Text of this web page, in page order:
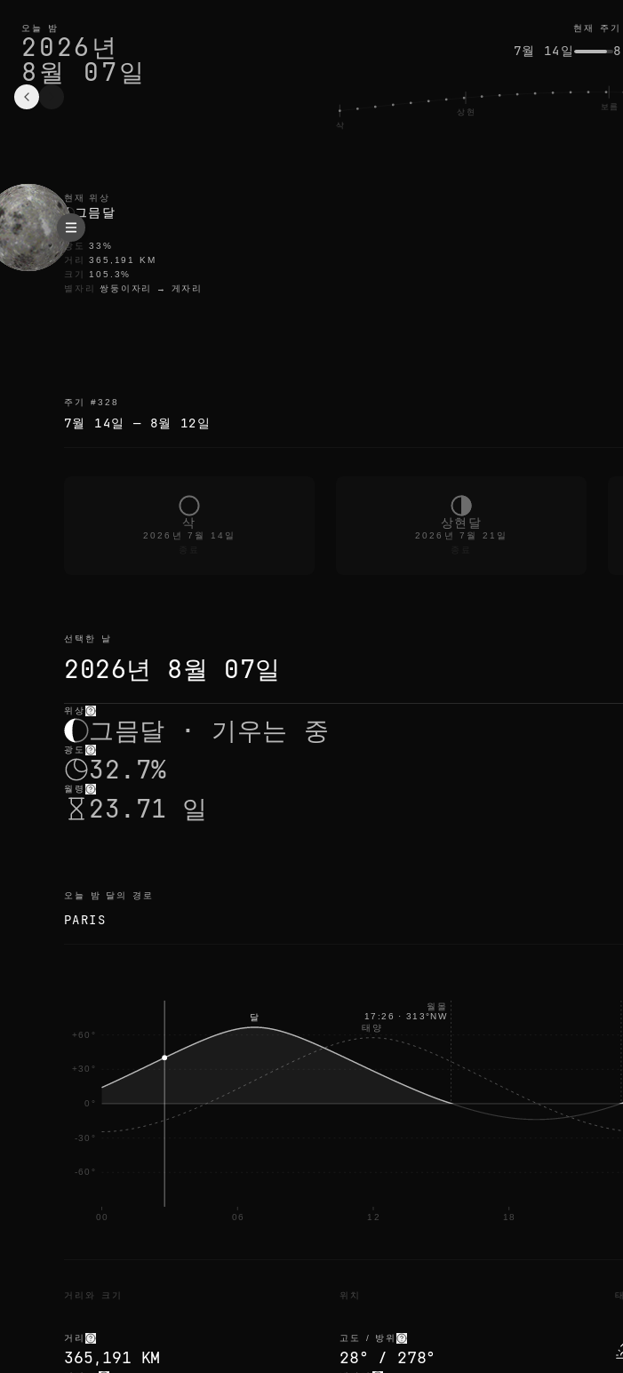
오늘 밤
2026년
8월 07일
현재 주기
7월 14일
삭
상현
보름
현재 위상
그믐달
광도 33%
거리
365,191
KM
크기
105.3%
별자리
쌍둥이자리 → 게자리
주기 #328
7월 14일 — 8월 12일
삭
2026년 7월 14일
상현달
2026년 7월 21일
선택한 날
2026년 8월 07일
선택한 날
위상
그믐달 · 기우는 중
광도
32.7%
월령
23.71 일
오늘 밤 달의 경로
PARIS
+60°
+30°
0°
-30°
-60°
00 06 12 18
달
태양
월몰
17:26
· 313°NW
거리와 크기
거리
365,191 KM
위치
고도 / 방위
28° / 278°